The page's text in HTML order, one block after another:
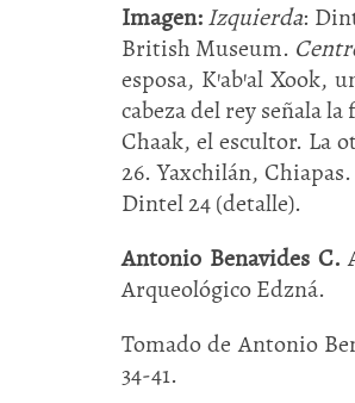
Imagen:Izquierda:
British Museum.
esposa, K’ab’al
cabeza del rey señala
Chaak, el escultor. La
26. Yaxchilán,
Dintel 24 (detalle).
Antonio Benavides C.
Arqueológico Edzná.
Tomado de Antonio
34-41.